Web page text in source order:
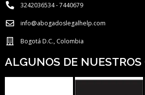
3242036534 - 7440679
info@abogadoslegalhelp.com
Bogotá D.C., Colombia
ALGUNOS DE NUESTROS